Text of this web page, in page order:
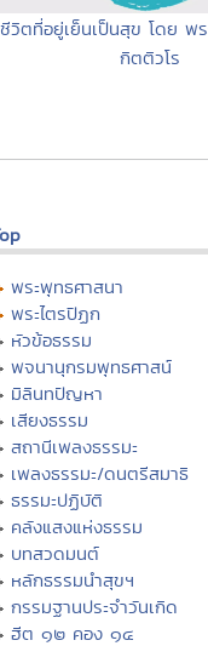
ชีวิตที่อยู่เย็นเป็นสุข โดย พ
กิตติวโร
พระพุทธศาสนา
พระไตรปิฏก
หัวข้อธรรม
พจนานุกรมพุทธศาสน์
มิลินทปัญหา
เสียงธรรม
สถานีเพลงธรรมะ
เพลงธรรมะ/ดนตรีสมาธิ
ธรรมะปฏิบัติ
คลังแสงแห่งธรรม
บทสวดมนต์
หลักธรรมนำสุขฯ
กรรมฐานประจำวันเกิด
ฮีต ๑๒ คอง ๑๔